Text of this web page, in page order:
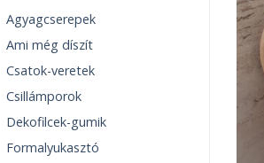
Agyagcserepek
Ami még díszít
Csatok-veretek
Csillámporok
Dekofilcek-gumik
Formalyukasztó